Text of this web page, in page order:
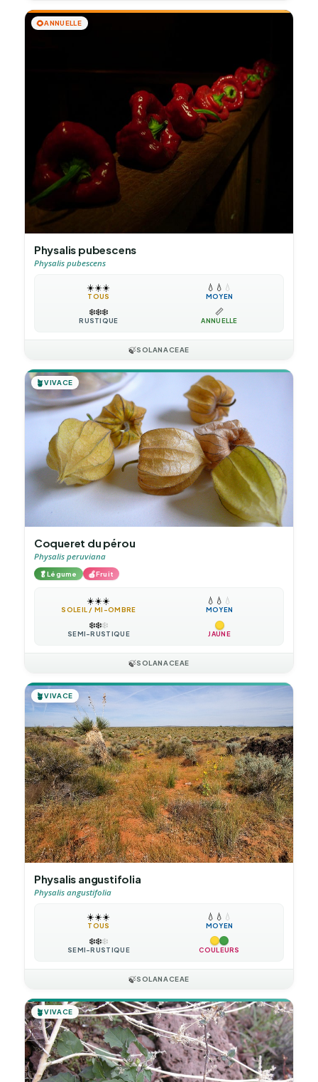
🌻ANNUELLE
Physalis pubescens
Physalis pubescens
☀️☀️☀️
TOUS
💧 💧 💧
MOYEN
❄️❄️❄️
RUSTIQUE
📏
ANNUELLE
🍃SOLANACEAE
🪴VIVACE
Coqueret du pérou
Physalis peruviana
🥬Légume 🍎Fruit
☀️☀️☀️
SOLEIL / MI-OMBRE
💧 💧 💧
MOYEN
❄️❄️❄️
SEMI-RUSTIQUE JAUNE
🍃SOLANACEAE
🪴VIVACE
Physalis angustifolia
Physalis angustifolia
☀️☀️☀️
TOUS
💧 💧 💧
MOYEN
❄️❄️❄️
SEMI-RUSTIQUE COULEURS
🍃SOLANACEAE
🪴VIVACE